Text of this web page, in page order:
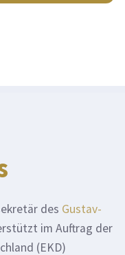
des Gustav-
im Auftrag der
(EKD)